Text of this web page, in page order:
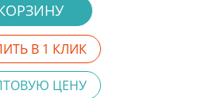
В 1 КЛИК
ЦЕНУ